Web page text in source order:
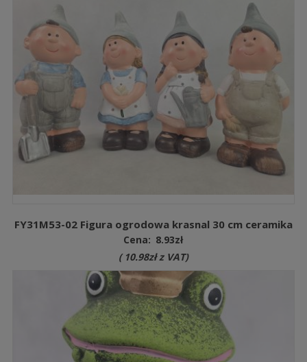
FY31M53-02 Figura ogrodowa krasnal 30 cm ceramika
Cena: 8.93zł
( 10.98złz VAT)